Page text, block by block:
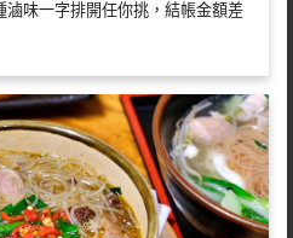
味一字排開任你挑，結帳金額差